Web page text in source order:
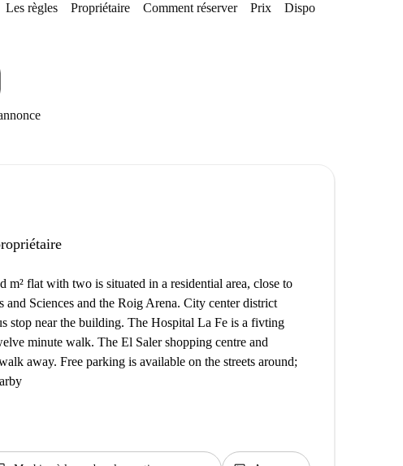
Les règles Propriétaire Comment réserver Prix Disponibilités
m² flat with two is situated in a residential area, close to
Sciences and the Roig Arena. City center district
stop near the building. The Hospital La Fe is a fivting
minute walk. The El Saler shopping centre and
away. Free parking is available on the streets around;